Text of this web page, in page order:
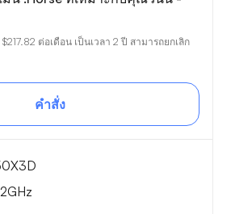
$217.82 ต่อเดือน เป็นเวลา 2 ปี สามารถยกเลิก
คำสั่ง